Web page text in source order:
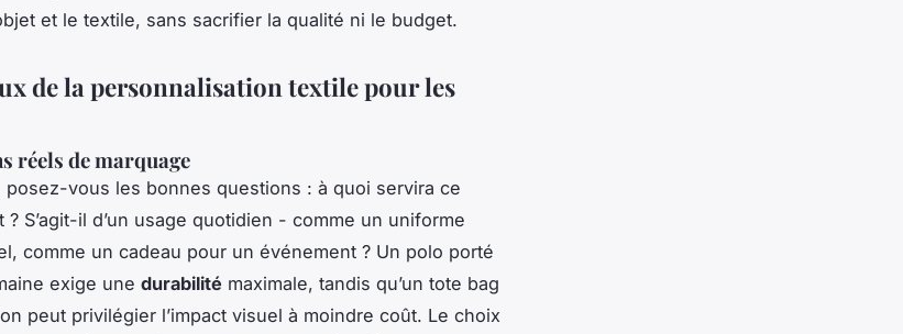
et le textile, sans sacrifier la qualité ni le budget.
de la personnalisation textile pour les
réels de marquage
posez-vous les bonnes questions : à quoi servira ce
S’agit-il d’un usage quotidien - comme un uniforme
comme un cadeau pour un événement ? Un polo porté
exige une durabilité maximale, tandis qu’un tote bag
peut privilégier l’impact visuel à moindre coût. Le choix